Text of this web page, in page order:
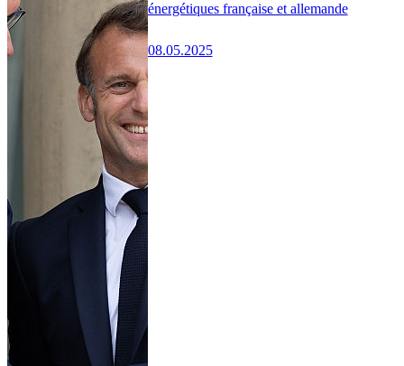
énergétiques française et allemande
08.05.2025